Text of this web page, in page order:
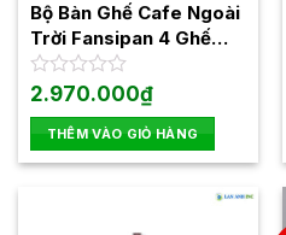
Bộ Bàn Ghế Cafe Ngoài
Trời Fansipan 4 Ghế
Moon02 1 Bàn Moon04
Được
hạng
0
5
2.970.000₫
THÊM VÀO GIỎ HÀNG